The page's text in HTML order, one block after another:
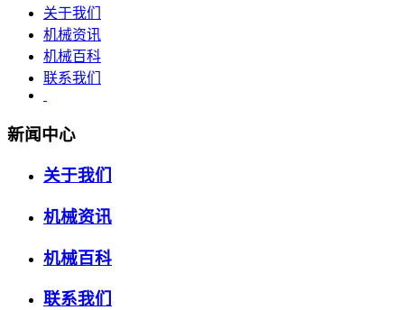
关于我们
机械资讯
机械百科
联系我们
新闻中心
关于我们
机械资讯
机械百科
联系我们